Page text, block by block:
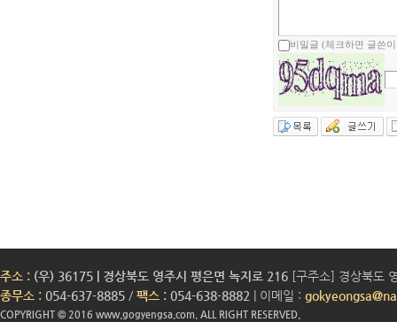
비밀글 (체크하면 글쓴
주소 : (우) 36175 | 경상북도 영주시 평은면 녹지로 216 [구주소] 경상북도
종무소 : 054-637-8885 / 팩스 : 054-638-8882 | 이메일 :
COPYRIGHT © 2016 www.gogyengsa.com. ALL RIGHT RESERVED.